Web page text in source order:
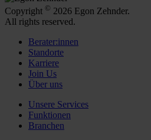
Copyright © 2026 Egon Zehnder.
All rights reserved.
Berater:innen
Standorte
Karriere
Join Us
Über uns
Unsere Services
Funktionen
Branchen